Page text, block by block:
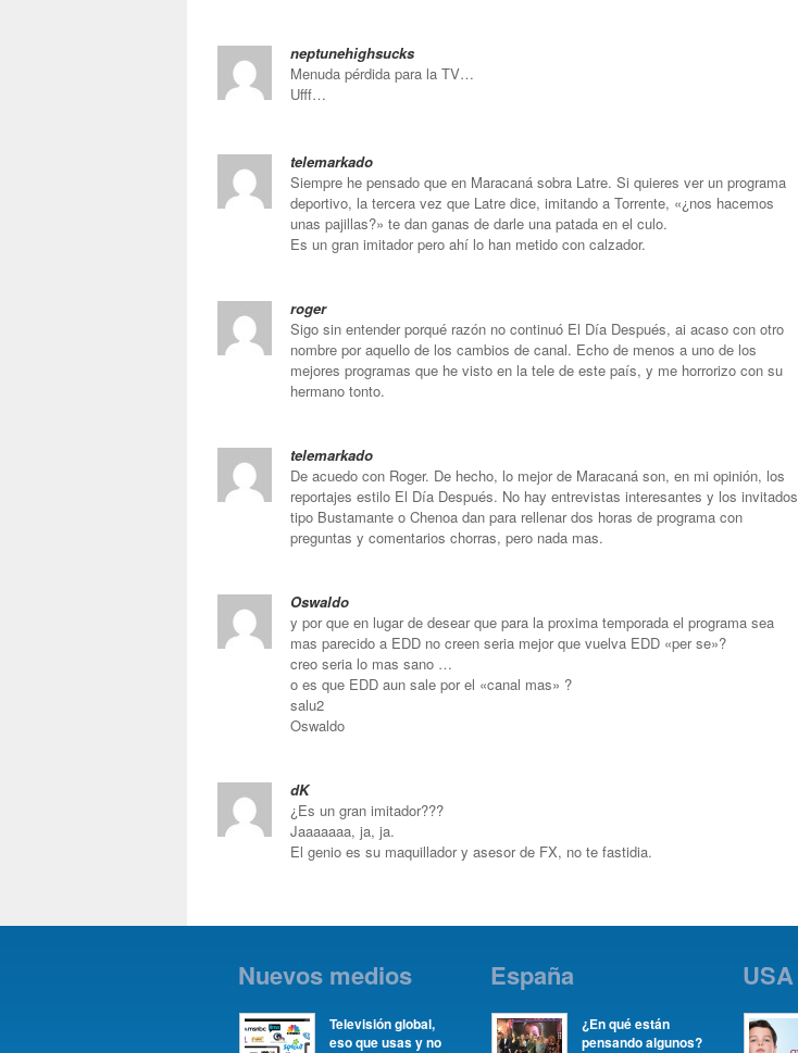
neptunehighsucks
Menuda pérdida para la TV…
Ufff…
telemarkado
Siempre he pensado que en Maracaná sobra Latre. Si quieres ver un programa
deportivo, la tercera vez que Latre dice, imitando a Torrente, «¿nos hacemos
unas pajillas?» te dan ganas de darle una patada en el culo.
Es un gran imitador pero ahí lo han metido con calzador.
roger
Sigo sin entender porqué razón no continuó El Día Después, ai acaso con otro
nombre por aquello de los cambios de canal. Echo de menos a uno de los
mejores programas que he visto en la tele de este país, y me horrorizo con su
hermano tonto.
telemarkado
De acuedo con Roger. De hecho, lo mejor de Maracaná son, en mi opinión, los
reportajes estilo El Día Después. No hay entrevistas interesantes y los invitados
tipo Bustamante o Chenoa dan para rellenar dos horas de programa con
preguntas y comentarios chorras, pero nada mas.
Oswaldo
y por que en lugar de desear que para la proxima temporada el programa sea
mas parecido a EDD no creen seria mejor que vuelva EDD «per se»?
creo seria lo mas sano …
o es que EDD aun sale por el «canal mas» ?
salu2
Oswaldo
dK
¿Es un gran imitador???
Jaaaaaaa, ja, ja.
El genio es su maquillador y asesor de FX, no te fastidia.
Nuevos medios
Televisión global,
eso que usas y no
España
¿En qué están
pensando algunos?
USA